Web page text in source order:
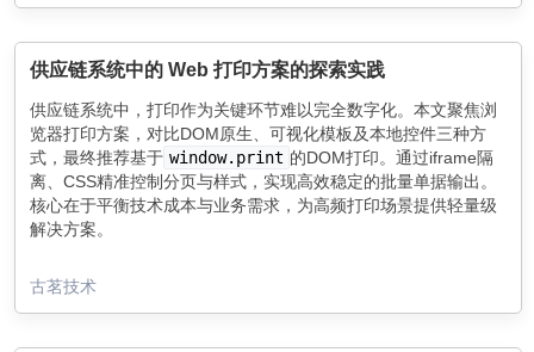
供应链系统中的 Web 打印方案的探索实践
供应链系统中，打印作为关键环节难以完全数字化。本文聚焦浏
览器打印方案，对比DOM原生、可视化模板及本地控件三种方
式，最终推荐基于 window.print 的DOM打印。通过iframe隔
离、CSS精准控制分页与样式，实现高效稳定的批量单据输出。
核心在于平衡技术成本与业务需求，为高频打印场景提供轻量级
解决方案。
古茗技术